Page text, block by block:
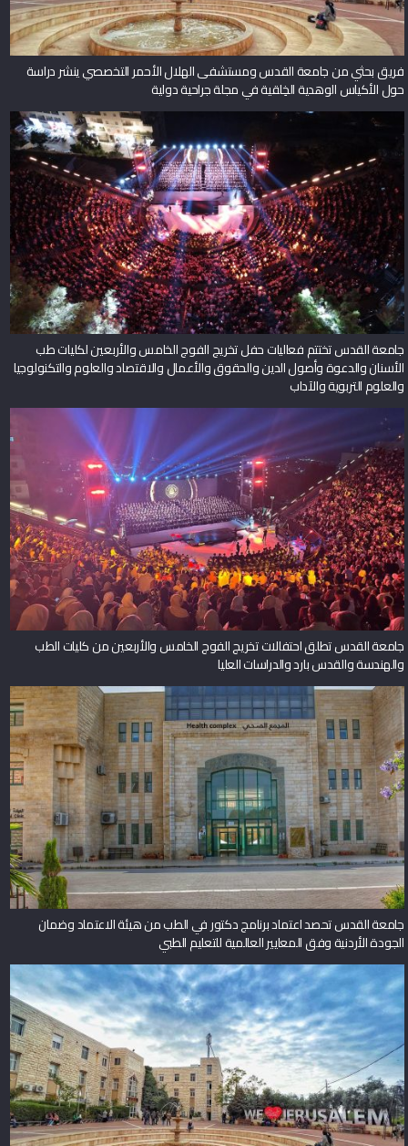
فريق بحثي من جامعة القدس ومستشفى الهلال الأحمر التخصصي ينشر دراسة
حول الأكياس الوهدية الخِلقية في مجلة جراحية دولية
جامعة القدس تختتم فعاليات حفل تخريج الفوج الخامس والأربعين لكليات طب
الأسنان والدعوة وأصول الدين والحقوق والأعمال والاقتصاد والعلوم والتكنولوجيا
والعلوم التربوية والآداب
جامعة القدس تطلق احتفالات تخريج الفوج الخامس والأربعين من كليات الطب
والهندسة والقدس بارد والدراسات العليا
جامعة القدس تحصد اعتماد برنامج دكتور في الطب من هيئة الاعتماد وضمان
الجودة الأردنية وفق المعايير العالمية للتعليم الطبي